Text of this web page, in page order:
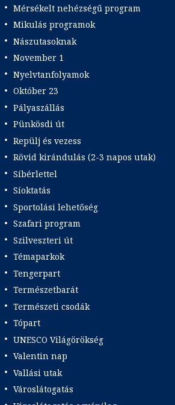
Mérsékelt nehézségű program
Mikulás programok
Nászutasoknak
November 1
Nyelvtanfolyamok
Október 23
Pályaszállás
Pünkösdi út
Repülj és vezess
Rövid kirándulás (2-3 napos utak)
Síbérlettel
Síoktatás
Sportolási lehetőség
Szafari program
Szilveszteri út
Témaparkok
Tengerpart
Természetbarát
Természeti csodák
Tópart
UNESCO Világörökség
Valentin nap
Vallási utak
Városlátogatás